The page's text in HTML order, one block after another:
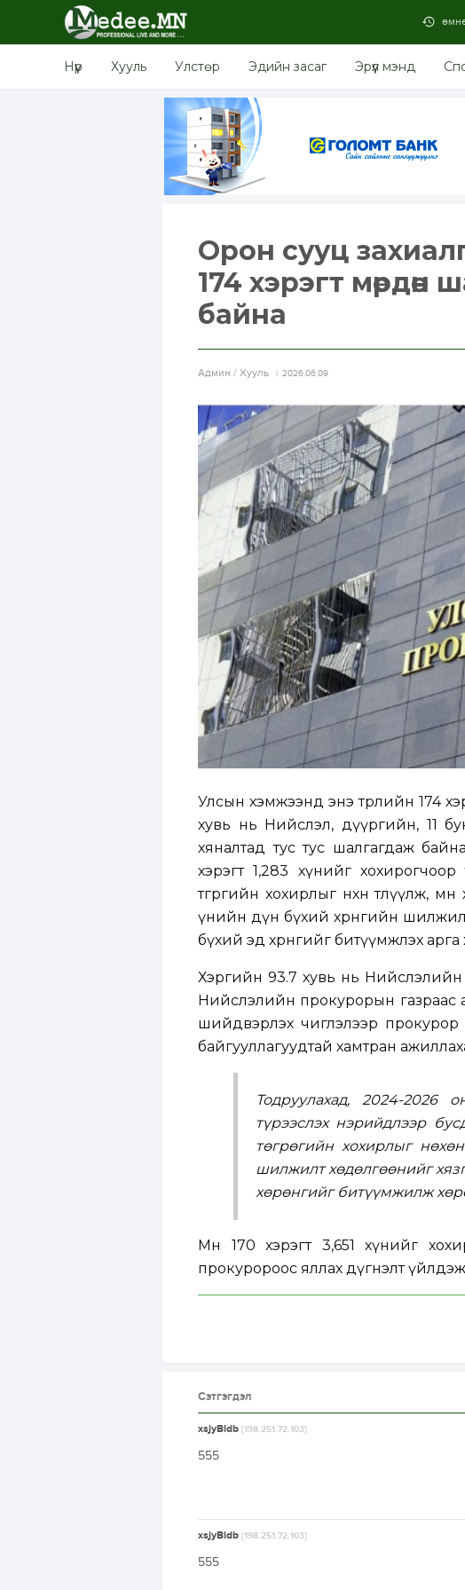
Нүүр Хууль Улстөр Эдийн засаг Эрүүл мэнд
Орон сууц
174 хэрэгт
байна
Aдмин / Хууль 2026.06.09
Улсын хэмжээнд энэ төрлийн 174
хувь нь Нийслэл, дүүргийн, 11
хяналтад тус тус шалгагдаж
хэрэгт 1,283 хүнийг
төгрөгийн хохирлыг нөхөн төлүүлж,
үнийн дүн бүхий хөрөнгийн шилжилт
бүхий эд хөрөнгийг битүүмжлэх
Хэргийн 93.7 хувь нь Нийслэлийн
Нийслэлийн прокурорын газраас
шийдвэрлэх чиглэлээр прокурор
байгууллагуудтай хамтран
Тодруулахад, 2024-2026
түрээслэх нэрийдлээр
төгрөгийн хохирлыг
шилжилт хөдөлгөөнийг
хөрөнгийг битүүмжилж
Мөн 170 хэрэгт 3,651 хүнийг
прокуророос яллах дүгнэлт
Сэтгэгдэл
xsjyBldb [198.251.72.103]
555
xsjyBldb [198.251.72.103]
555